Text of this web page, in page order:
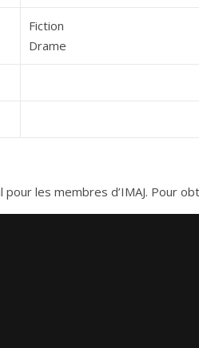
Fiction
Drame
les membres d’IMAJ. Pour